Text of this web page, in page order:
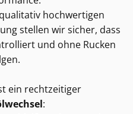
hochwertigen
stellen wir sicher, dass
und ohne Rucken
ein rechtzeitiger
: